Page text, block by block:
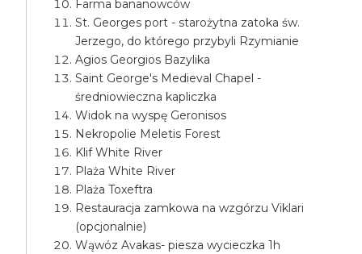
Farma bananowców
St. Georges port - starożytna zatoka św.
Jerzego, do którego przybyli Rzymianie
Agios Georgios Bazylika
Saint George's Medieval Chapel -
średniowieczna kapliczka
Widok na wyspę Geronisos
Nekropolie Meletis Forest
Klif White River
Plaża White River
Plaża Toxeftra
Restauracja zamkowa na wzgórzu Viklari
(opcjonalnie)
Wąwóz Avakas- piesza wycieczka 1h